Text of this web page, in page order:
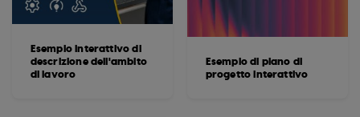
Esempio interattivo di
descrizione dell'ambito
di lavoro
Esempio di piano di
progetto interattivo